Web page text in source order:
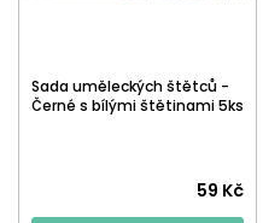
Sada uměleckých štětců -
Černé s bílými štětinami 5ks
59 Kč